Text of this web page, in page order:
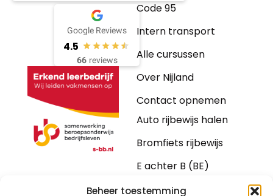
Beheer toestemming
Google Reviews
4.5
66 reviews
Code 95
Intern transport
Alle cursussen
Over Nijland
Contact opnemen
Auto rijbewijs halen
Bromfiets rijbewijs
E achter B (BE)
Motorrijbewijs